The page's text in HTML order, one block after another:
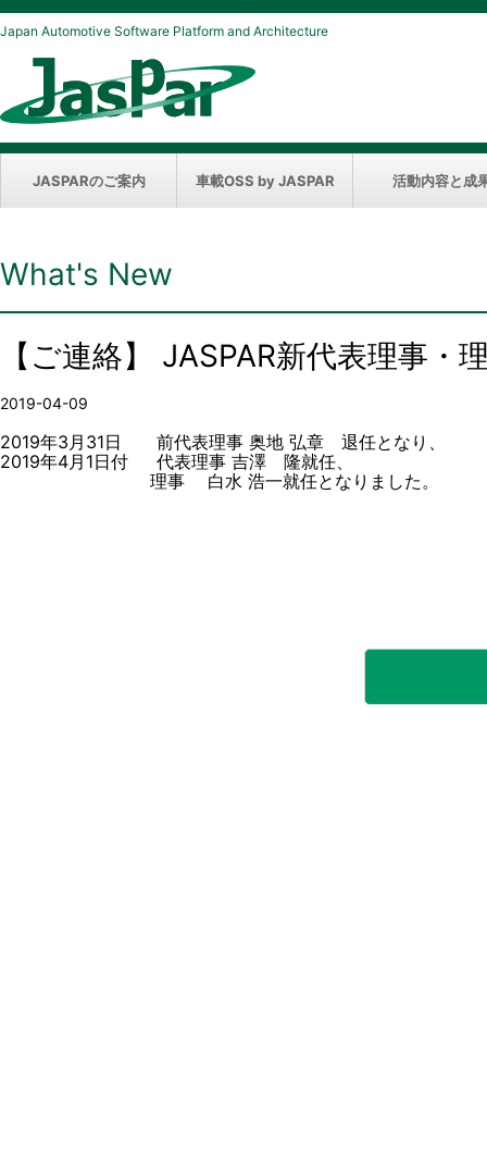
Japan Automotive Software Platform and Architecture
JASPARのご案内 車載OSS by JASPAR 活動内容と成
What's New
【ご連絡】 JASPAR新代表理事・
2019-04-09
2019年3月31日 前代表理事 奥地 弘章 退任となり、
2019年4月1日付 代表理事 吉澤 隆就任、
理事 白水 浩一就任となりました。